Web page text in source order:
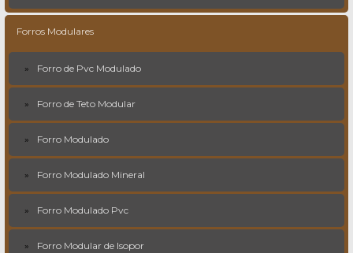
Forros Modulares
Forro de Pvc Modulado
Forro de Teto Modular
Forro Modulado
Forro Modulado Mineral
Forro Modulado Pvc
Forro Modular de Isopor